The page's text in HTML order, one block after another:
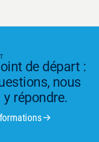
de départ :
nous
répondre.